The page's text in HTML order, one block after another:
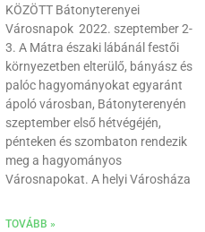
KÖZÖTT Bátonyterenyei
Városnapok 2022. szeptember 2-
3. A Mátra északi lábánál festői
környezetben elterülő, bányász és
palóc hagyományokat egyaránt
ápoló városban, Bátonyterenyén
szeptember első hétvégéjén,
pénteken és szombaton rendezik
meg a hagyományos
Városnapokat. A helyi Városháza
TOVÁBB »